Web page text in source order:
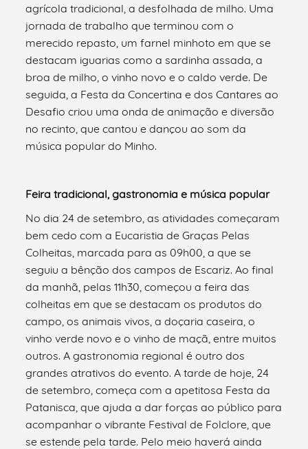
agrícola tradicional, a desfolhada de milho. Uma
jornada de trabalho que terminou com o
merecido repasto, um farnel minhoto em que se
destacam iguarias como a sardinha assada, a
broa de milho, o vinho novo e o caldo verde. De
seguida, a Festa da Concertina e dos Cantares ao
Desafio criou uma onda de animação e diversão
no recinto, que cantou e dançou ao som da
música popular do Minho.
Feira tradicional, gastronomia e música popular
No dia 24 de setembro, as atividades começaram
bem cedo com a Eucaristia de Graças Pelas
Colheitas, marcada para as 09h00, a que se
seguiu a bênção dos campos de Escariz. Ao final
da manhã, pelas 11h30, começou a feira das
colheitas em que se destacam os produtos do
campo, os animais vivos, a doçaria caseira, o
vinho verde novo e o vinho de maçã, entre muitos
outros. A gastronomia regional é outro dos
grandes atrativos do evento. A tarde de hoje, 24
de setembro, começa com a apetitosa Festa da
Patanisca, que ajuda a dar forças ao público para
acompanhar o vibrante Festival de Folclore, que
se estende pela tarde. Pelo meio haverá ainda